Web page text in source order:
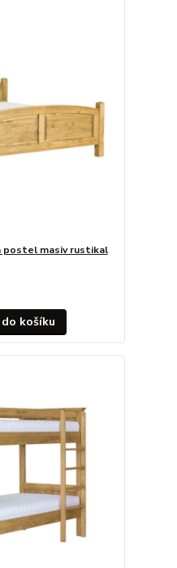
postel masiv rustikal
košíku